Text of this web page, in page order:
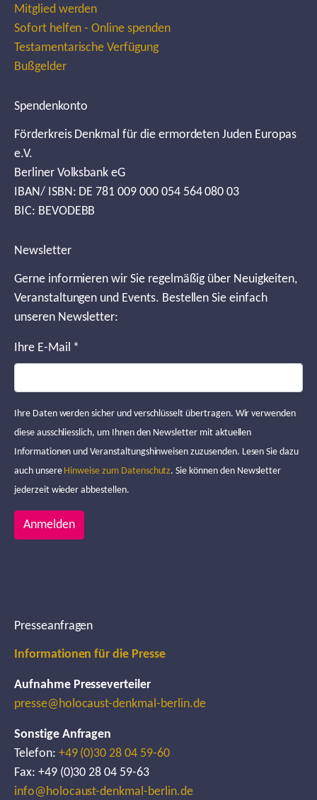
Mitglied werden
Sofort helfen - Online spenden
Testamentarische Verfügung
Bußgelder
Spendenkonto
Förderkreis Denkmal für die ermordeten Juden Europas
e.V.
Berliner Volksbank eG
IBAN/ ISBN: DE 781 009 000 054 564 080 03
BIC: BEVODEBB
Newsletter
Gerne informieren wir Sie regelmäßig über Neuigkeiten,
Veranstaltungen und Events. Bestellen Sie einfach
unseren Newsletter:
Ihre E-Mail *
Ihre Daten werden sicher und verschlüsselt übertragen. Wir verwenden
diese ausschliesslich, um Ihnen den Newsletter mit aktuellen
Informationen und Veranstaltungshinweisen zuzusenden. Lesen Sie dazu
auch unsere Hinweise zum Datenschutz. Sie können den Newsletter
jederzeit wieder abbestellen.
Anmelden
Presseanfragen
Informationen für die Presse
Aufnahme Presseverteiler
presse@holocaust-denkmal-berlin.de
Sonstige Anfragen
Telefon: +49 (0)30 28 04 59-60
Fax: +49 (0)30 28 04 59-63
info@holocaust-denkmal-berlin.de